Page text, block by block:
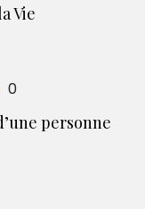
Vie
0
personne